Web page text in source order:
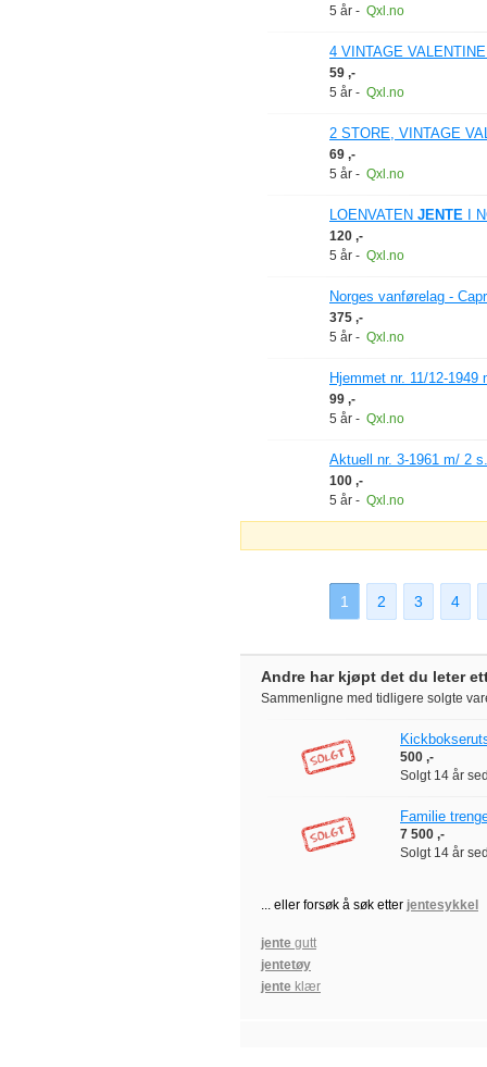
Andre har kjøpt det du leter
Sammenligne med tidligere solgte
500 ,-
Solgt 14 år
Familie
7 500 ,-
Solgt 14 år
... eller forsøk å søk etter jentesykkel
jente gutt
jentetøy
jente klær
5 år - Qxl.no
4 VINTAGE
59 ,-
5 år - Qxl.no
2 STORE, VINTAGE
69 ,-
5 år - Qxl.no
LOENVATEN JENTE I
120 ,-
5 år - Qxl.no
Norges vanførelag -
375 ,-
5 år - Qxl.no
Hjemmet nr. 11/12-1949
99 ,-
5 år - Qxl.no
Aktuell nr. 3-1961 m/ 2
100 ,-
5 år - Qxl.no
1 2 3 4